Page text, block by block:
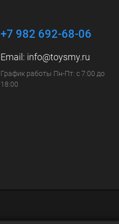
+7 982 692-68-06
Email: info@toysmy.ru
График работы Пн-Пт: с 7:00 до
18:00